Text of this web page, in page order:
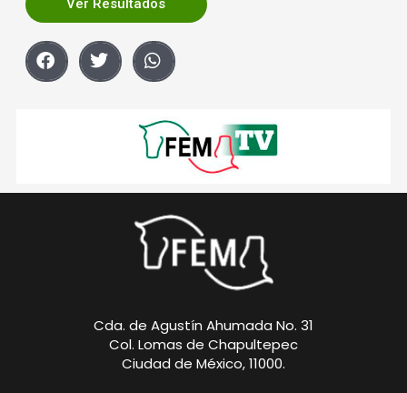
Ver Resultados
Cda. de Agustín Ahumada No. 31
Col. Lomas de Chapultepec
Ciudad de México, 11000.